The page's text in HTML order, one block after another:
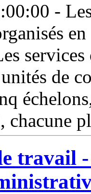
-
de
travail